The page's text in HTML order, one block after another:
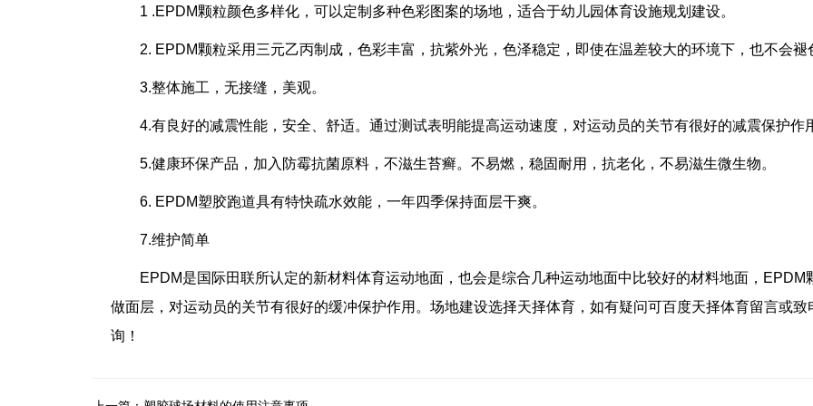
1 .EPDM颗粒颜色多样化，可以定制多种色彩图案的场地，适合于幼儿园体育设施规划建设。
2. EPDM颗粒采用三元乙丙制成，色彩丰富，抗紫外光，色泽稳定，即使在温差较大的环境下，也不会褪
3.整体施工，无接缝，美观。
4.有良好的减震性能，安全、舒适。通过测试表明能提高运动速度，对运动员的关节有很好的减震保护作
5.健康环保产品，加入防霉抗菌原料，不滋生苔癣。不易燃，稳固耐用，抗老化，不易滋生微生物。
6. EPDM塑胶跑道具有特快疏水效能，一年四季保持面层干爽。
7.维护简单
EPDM是国际田联所认定的新材料体育运动地面，也会是综合几种运动地面中比较好的材料地面，EPDM
做面层，对运动员的关节有很好的缓冲保护作用。场地建设选择天择体育，如有疑问可百度天择体育留言或致
询！